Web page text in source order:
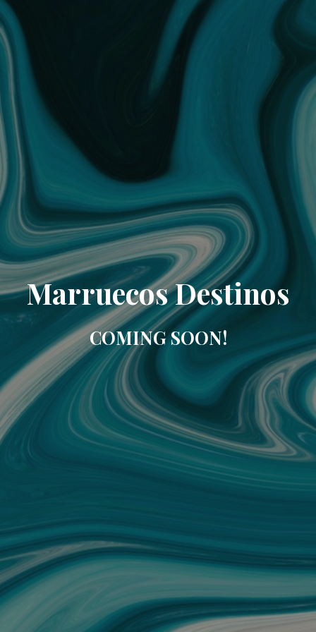
Marruecos Destinos
COMING SOON!